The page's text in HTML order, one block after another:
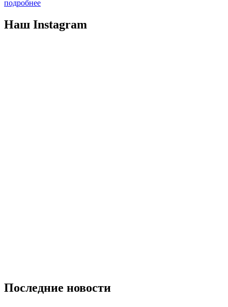
подробнее
Наш Instagram
Последние новости